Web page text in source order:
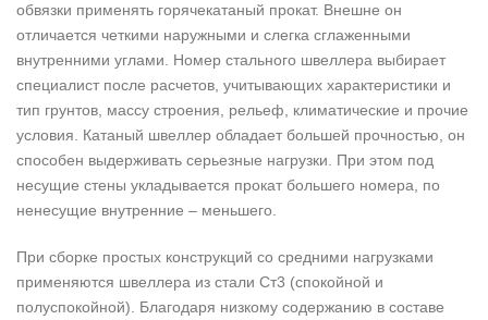
обвязки применять горячекатаный прокат. Внешне он
отличается четкими наружными и слегка сглаженными
внутренними углами. Номер стального швеллера выбирает
специалист после расчетов, учитывающих характеристики и
тип грунтов, массу строения, рельеф, климатические и прочие
условия. Катаный швеллер обладает большей прочностью, он
способен выдерживать серьезные нагрузки. При этом под
несущие стены укладывается прокат большего номера, по
ненесущие внутренние – меньшего.
При сборке простых конструкций со средними нагрузками
применяются швеллера из стали Ст3 (спокойной и
полуспокойной). Благодаря низкому содержанию в составе